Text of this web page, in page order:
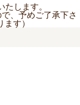
します。
、予めご了承下さ
す）